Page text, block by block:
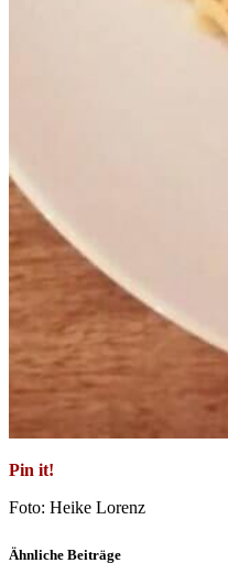
Pin it!
Foto: Heike Lorenz
Ähnliche Beiträge